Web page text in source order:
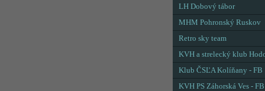
LH Dobový tábor
MHM Pohronský Ruskov
Retro sky team
KVH a strelecký klub
Klub ČSĽA Kolíňany - FB
KVH PS Záhorská Ves - FB